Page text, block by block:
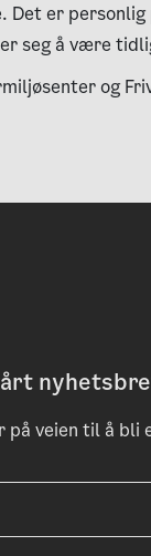
Det er
seg å være
og
på veien til å bli